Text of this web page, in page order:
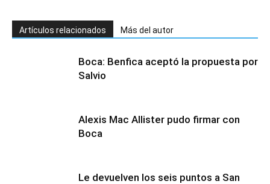
Artículos relacionados Más del autor
Boca: Benfica aceptó la propuesta por
Salvio
Alexis Mac Allister pudo firmar con
Boca
Le devuelven los seis puntos a San